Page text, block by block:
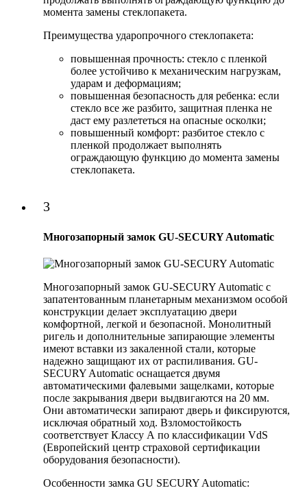
момента замены стеклопакета.
Преимущества ударопрочного стеклопакета:
повышенная прочность: стекло с пленкой
более устойчиво к механическим нагрузкам,
ударам и деформациям;
повышенная безопасность для ребенка: если
стекло все же разбито, защитная пленка не
даст ему разлететься на опасные осколки;
повышенный комфорт: разбитое стекло с
пленкой продолжает выполнять
ограждающую функцию до момента замены
стеклопакета.
3
Многозапорный замок GU-SECURY Automatic
Многозапорный замок GU-SECURY Automatic с
запатентованным планетарным механизмом особой
конструкции делает эксплуатацию двери
комфортной, легкой и безопасной. Монолитный
ригель и дополнительные запирающие элементы
имеют вставки из закаленной стали, которые
надежно защищают их от распиливания. GU-
SECURY Automatic оснащается двумя
автоматическими фалевыми защелками, которые
после закрывания двери выдвигаются на 20 мм.
Они автоматически запирают дверь и фиксируются,
исключая обратный ход. Взломостойкость
соответствует Классу А по классификации VdS
(Европейский центр страховой сертификации
оборудования безопасности).
Особенности замка GU SECURY Automatic: